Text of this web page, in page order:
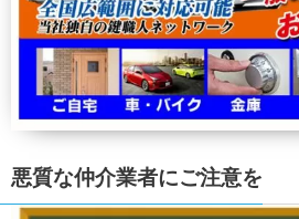
悪質な仲介業者にご注意を